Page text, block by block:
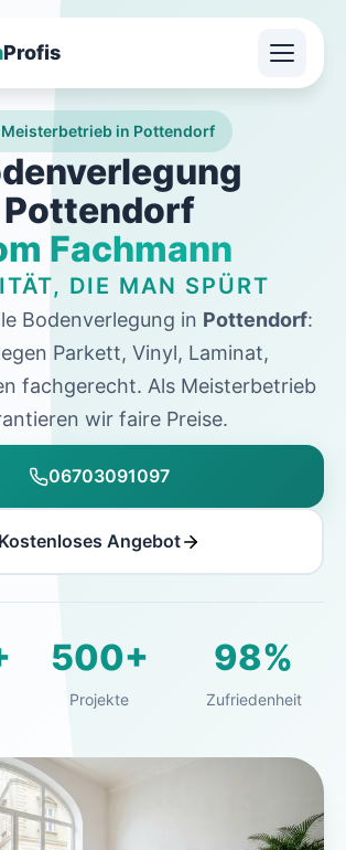
Profis
Meisterbetrieb in Pottendorf
Pottendorf
Fachmann
DIE MAN SPÜRT
Bodenverlegung in Pottendorf:
Parkett, Vinyl, Laminat,
fachgerecht. Als Meisterbetrieb
wir faire Preise.
06703091097
Kostenloses Angebot
500+
Projekte
98%
Zufriedenheit